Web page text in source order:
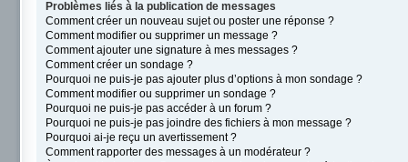
Problèmes liés à la publication de messages
Comment créer un nouveau sujet ou poster une réponse ?
Comment modifier ou supprimer un message ?
Comment ajouter une signature à mes messages ?
Comment créer un sondage ?
Pourquoi ne puis-je pas ajouter plus d’options à mon sondage ?
Comment modifier ou supprimer un sondage ?
Pourquoi ne puis-je pas accéder à un forum ?
Pourquoi ne puis-je pas joindre des fichiers à mon message ?
Pourquoi ai-je reçu un avertissement ?
Comment rapporter des messages à un modérateur ?